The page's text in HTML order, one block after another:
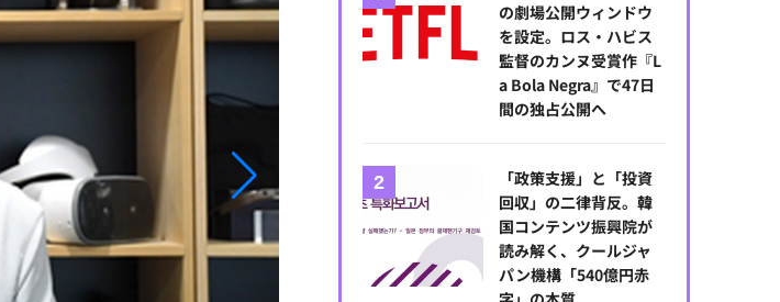
の劇場公開ウィンドウ
を設定。ロス・ハビス
監督のカンヌ受賞作『L
a Bola Negra』で47日
間の独占公開へ
「政策支援」と「投資
回収」の二律背反。韓
国コンテンツ振興院が
読み解く、クールジャ
パン機構「540億円赤